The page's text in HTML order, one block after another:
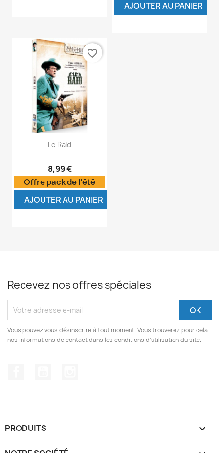
AJOUTER AU PANIER
Le Raid
8,99 €
Offre pack de l'été
AJOUTER AU PANIER
favorite_border
Recevez nos offres spéciales
Vous pouvez vous désinscrire à tout moment. Vous trouverez pour cela
nos informations de contact dans les conditions d'utilisation du site.
PRODUITS 